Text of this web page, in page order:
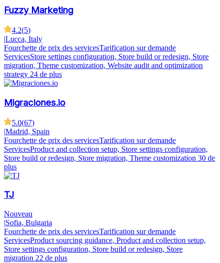
Fuzzy Marketing
4.2(5)
|Lucca, Italy
Fourchette de prix des servicesTarification sur demande
ServicesStore settings configuration, Store build or redesign, Store
migration, Theme customization, Website audit and optimization
strategy 24 de plus
Migraciones.io
5.0(67)
|Madrid, Spain
Fourchette de prix des servicesTarification sur demande
ServicesProduct and collection setup, Store settings configuration,
Store build or redesign, Store migration, Theme customization 30 de
plus
TJ
Nouveau
|Sofia, Bulgaria
Fourchette de prix des servicesTarification sur demande
ServicesProduct sourcing guidance, Product and collection setup,
Store settings configuration, Store build or redesign, Store
migration 22 de plus